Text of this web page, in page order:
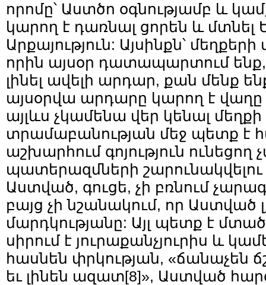
որոմը՝ Աստծո օգնությամբ և
կարող է դառնալ ցորեն և մտնել
Արքայություն: Այսինքն՝
որին այսօր դատապարտում
լինել ավելի արդար, քան մենք
այսօրվա արդարը կարող է
այլևս չկամենա վեր կենալ մեղքի
տրամաբանության մեջ պետք է
աշխարհում գոյություն ունեցող
պատերազմների
Աստված, գուցե, չի բռնում
բայց չի նշանակում, որ Աստված
մարդկությանը: Այլ պետք է
սիրում է յուրաքանչյուրիս և
հասնեն փրկության, «ճանաչեն
եւ լինեն ազատ[8]», Աստված